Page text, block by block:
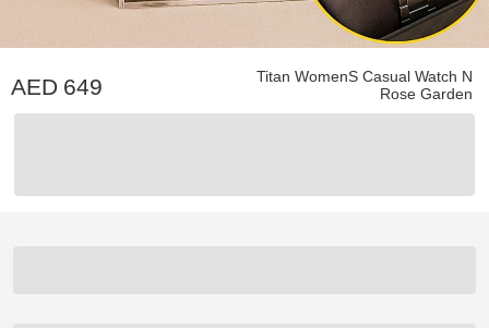
Titan WomenS Casual Watch N
Rose Garden
649